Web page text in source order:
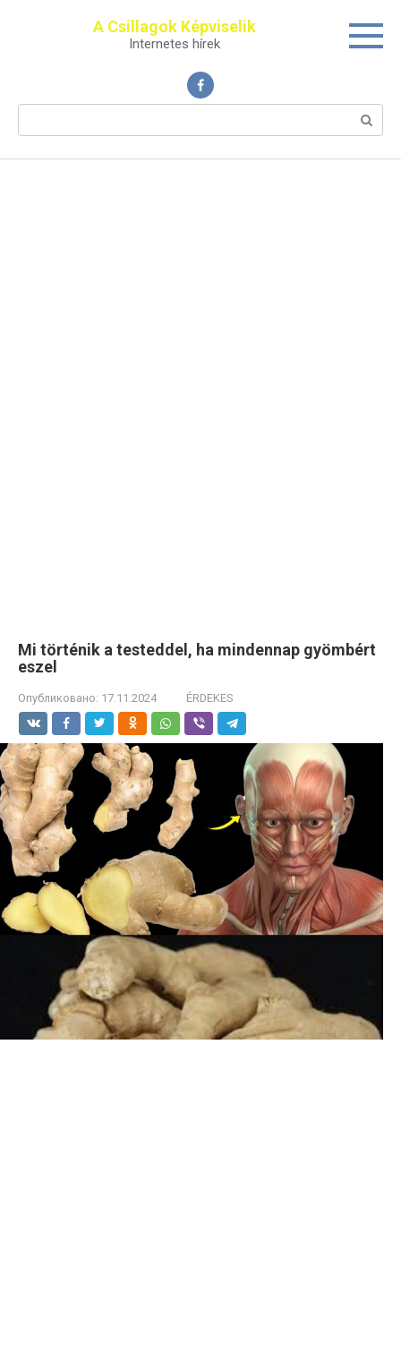
A Csillagok Képviselik
Internetes hírek
Поиск:
Mi történik a testeddel, ha mindennap gyömbért
eszel
Опубликовано: 17.11.2024 ÉRDEKES